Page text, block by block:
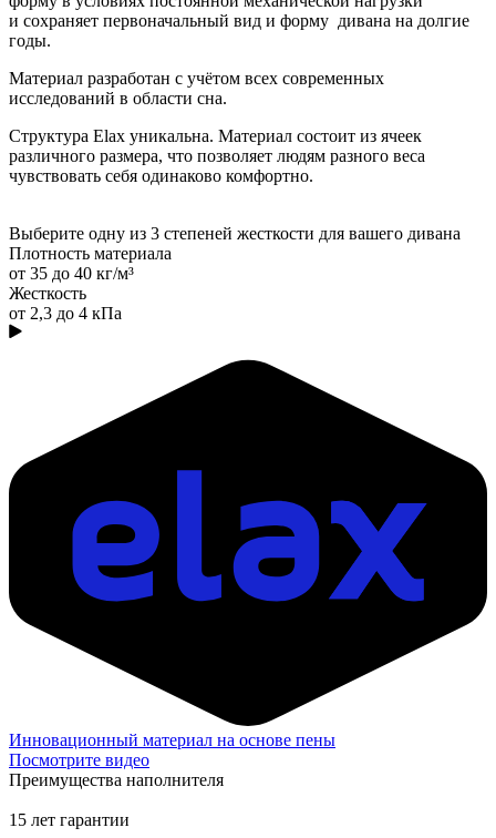
и сохраняет первоначальный вид и форму дивана на долгие
годы.
Материал разработан с учётом всех современных
исследований в области сна.
Структура Elax уникальна. Материал состоит из ячеек
различного размера, что позволяет людям разного веса
чувствовать себя одинаково комфортно.
Выберите одну из 3 степеней жесткости для вашего дивана
Плотность материала
от 35 до 40 кг/м³
Жесткость
от 2,3 до 4 кПа
Инновационный материал на основе пены
Посмотрите видео
Преимущества наполнителя
15 лет гарантии